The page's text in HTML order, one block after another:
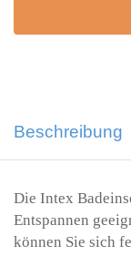
Beschreibung
Die Intex
Entspannen
können Sie sich